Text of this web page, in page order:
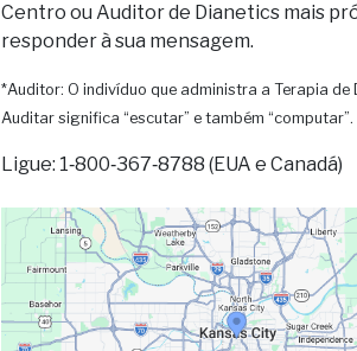
Centro ou Auditor de Dianetics mais
responder à sua mensagem.
*Auditor: O indivíduo que administra a Terapia de
Auditar significa “escutar” e também “computar”.
Ligue: 1‑800‑367‑8788 (EUA e Canadá)